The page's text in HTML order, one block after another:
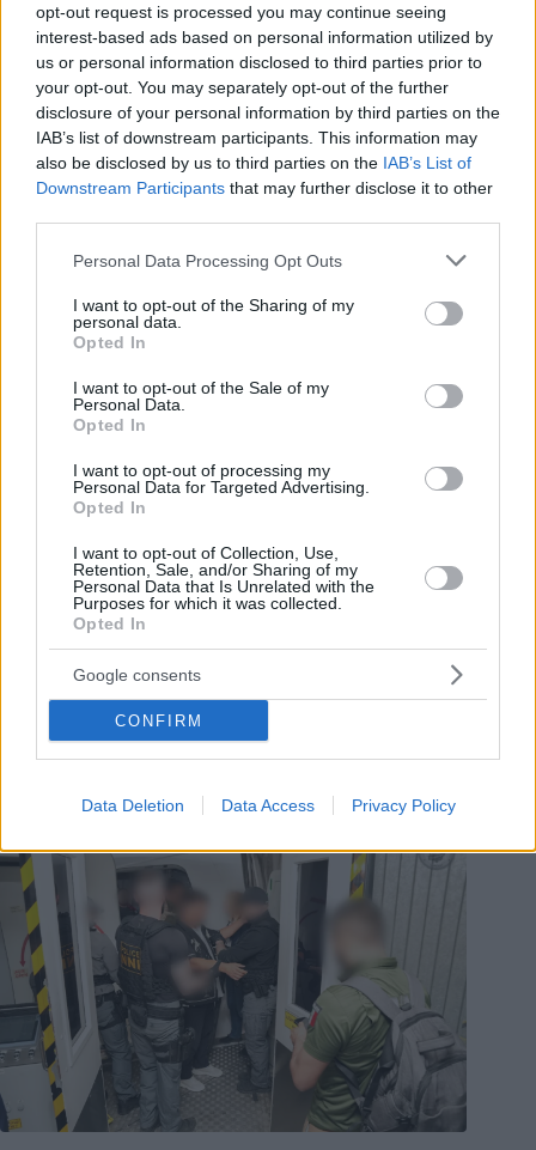
opt-out request is processed you may continue seeing
interest-based ads based on personal information utilized by
us or personal information disclosed to third parties prior to
your opt-out. You may separately opt-out of the further
disclosure of your personal information by third parties on the
IAB’s list of downstream participants. This information may
also be disclosed by us to third parties on the IAB’s List of
Downstream Participants that may further disclose it to other
Please note that this website/app uses one or more Google
not limited to your visit or usage behaviour. You may click to
grant or deny consent to Google and its third-party tags to
use your data for below specified purposes in below Google
consent section.
Personal Data Processing Opt Outs
I want to opt-out of the Sharing of my
personal data.
Opted In
I want to opt-out of the Sale of my
Personal Data.
Opted In
I want to opt-out of processing my
Personal Data for Targeted Advertising.
Opted In
I want to opt-out of Collection, Use,
Retention, Sale, and/or Sharing of my
Personal Data that Is Unrelated with the
Purposes for which it was collected.
Opted In
Google consents
CONFIRM
Data Deletion Data Access Privacy Policy
Data la gravità dei suoi crimini, era in cima alla lista dei
latitanti più ricercati dell’Unione Europea, ha aggiunto la
dichiarazione.
Era un tassista
Gli investigatori dell’Ufficio Investigativo Nazionale del
Servizio di Polizia Antiterrorismo (KR NNI) hanno raccolto
informazioni che suggeriscono che si nascondeva in Messico,
fingendosi un tassista nella provincia di Quintana Roo.
Fonte: police.hu
Le autorità messicane hanno organizzato un’operazione,
arrestandolo a Cancún il 18 aprile.
Poiché risiedeva lì sotto falso nome, in violazione delle norme
sull’immigrazione, ed era classificato tra i fuggitivi più
pericolosi dell’Unione Europea, le autorità hanno optato per
l’espulsione immediata, riportandolo in aereo in Ungheria il